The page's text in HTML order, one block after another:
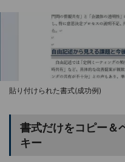
貼り付けられた書式(成功例)
書式だけをコピー＆
キー